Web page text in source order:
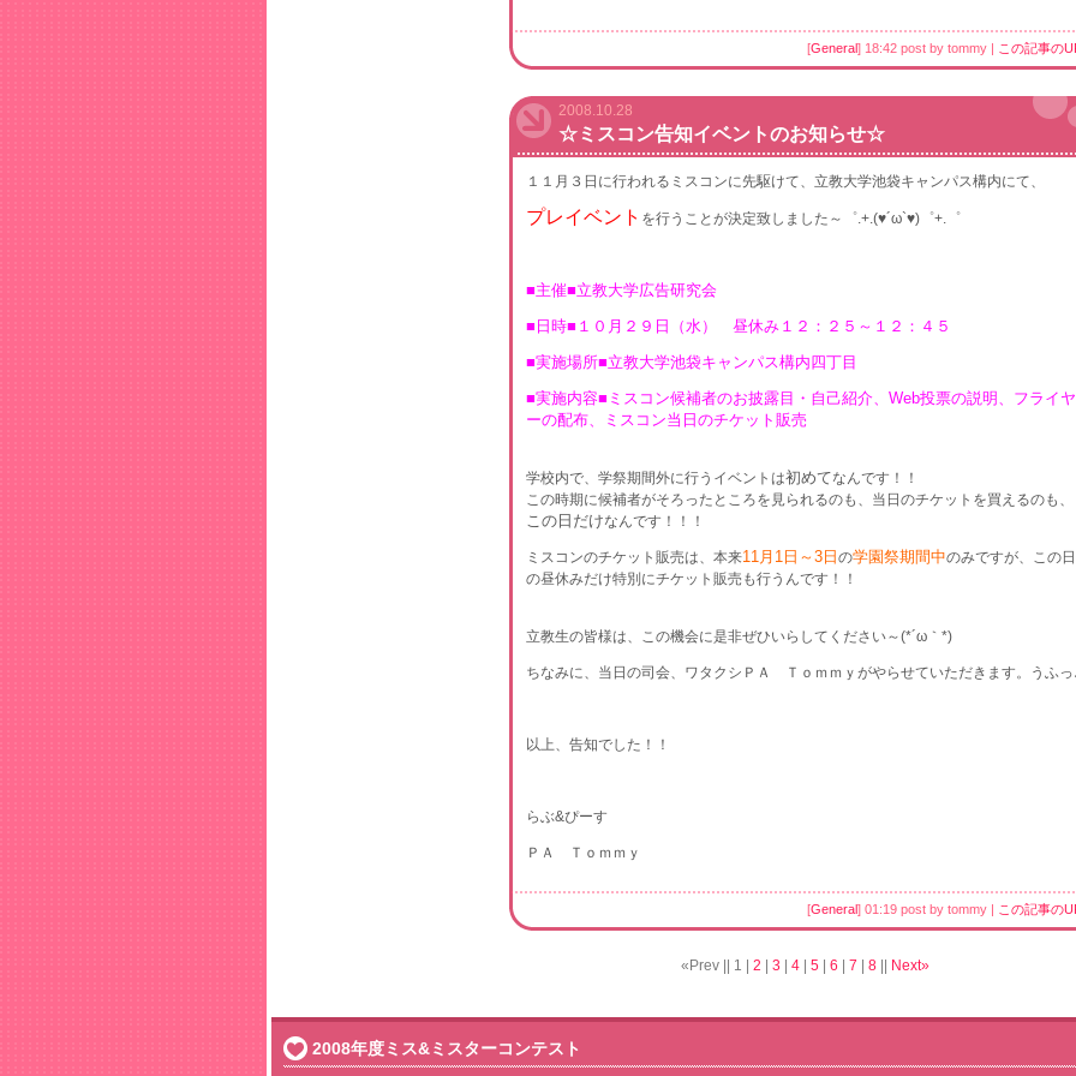
[General] 18:42 post by tommy | この記事の
2008.10.28
☆ミスコン告知イベントのお知らせ☆
１１月３日に行われるミスコンに先駆けて、立教大学池袋キャンパス構内にて、
プレイベント を行うことが決定致しました～゜.+.(♥´ω`♥)゜+.゜
■主催■立教大学広告研究会
■日時■１０月２９日（水） 昼休み１２：２５～１２：４５
■実施場所■立教大学池袋キャンパス構内四丁目
■実施内容■ミスコン候補者のお披露目・自己紹介、Web投票の説明、フライヤ
ーの配布、ミスコン当日のチケット販売
学校内で、学祭期間外に行うイベントは初めてなんです！！
この時期に候補者がそろったところを見られるのも、当日のチケットを買えるのも、
この日だけなんです！！！
ミスコンのチケット販売は、本来11月1日～3日 の学園祭期間中のみですが、この日
の昼休みだけ特別にチケット販売も行うんです！！
立教生の皆様は、この機会に是非ぜひいらしてください～(*´ω｀*)
ちなみに、当日の司会、ワタクシＰＡ Ｔｏｍｍｙがやらせていただきます。うふっ
以上、告知でした！！
らぶ&ぴーす
ＰＡ Ｔｏｍｍｙ
[General] 01:19 post by tommy | この記事の
«Prev || 1 2 3 4| 5| 6 7 8|| Next»
2008年度ミス&ミスターコンテスト